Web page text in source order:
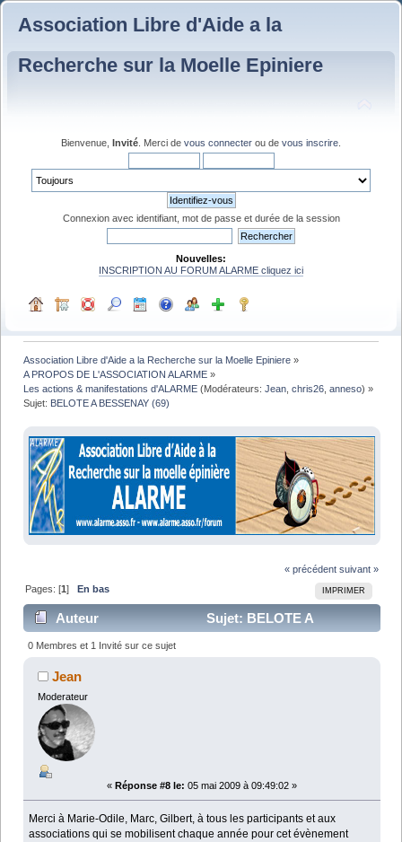
Association Libre d'Aide a la
Recherche sur la Moelle Epiniere
Bienvenue, Invité . Merci de vous connecter ou de vous inscrire
Connexion avec identifiant, mot de passe et durée de la session
Nouvelles:
INSCRIPTION AU FORUM ALARME cliquez ici
Association Libre d'Aide a la Recherche sur la Moelle Epiniere »
A PROPOS DE L'ASSOCIATION ALARME »
Les actions & manifestations d'ALARME (Modérateurs:Jean ,chris26 ,anneso) »
Sujet: BELOTE A BESSENAY (69)
« précédent suivant »
IMPRIMER
Pages: [1] En bas
Auteur
Sujet: BELOTE A
BESSENAY (69) (Lu 12810 fois)
0 Membres et 1 Invité sur ce sujet
Jean
Moderateur
« Réponse #8 le: 05 mai 2009 à 09:49:02 »
Merci à Marie-Odile, Marc, Gilbert, à tous les participants et aux
associations qui se mobilisent chaque année pour cet évènement